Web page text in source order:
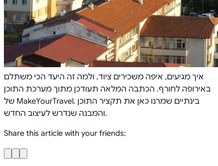
איך מגיעים, איפה משכירים ציוד, ולמה זה היעד הכי משתלם
באירופה לחורף. הכתבה המלאה תעודכן מתוך מערכת התוכן
של MakeYourTravel. בינתיים שמרנו כאן את תקציר התוכן
והמבנה שנדרש לעיצוב החדש.
Share this article with your friends: